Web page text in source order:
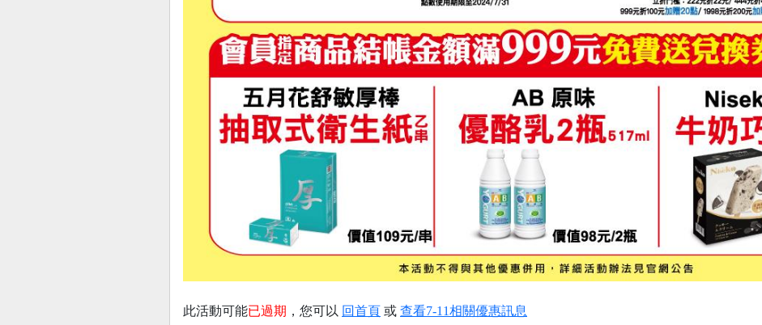
此活動可能已過期 ，您可以 回首頁 或 查看7-11相關優惠訊息